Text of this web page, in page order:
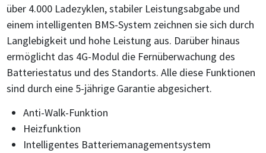
über 4.000 Ladezyklen, stabiler Leistungsabgabe und
einem intelligenten BMS-System zeichnen sie sich durch
Langlebigkeit und hohe Leistung aus. Darüber hinaus
ermöglicht das 4G-Modul die Fernüberwachung des
Batteriestatus und des Standorts. Alle diese Funktionen
sind durch eine 5-jährige Garantie abgesichert.
Anti-Walk-Funktion
Heizfunktion
Intelligentes Batteriemanagementsystem